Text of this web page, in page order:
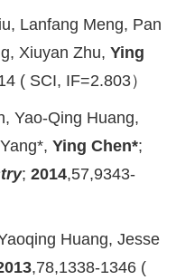
Lanfang Meng, Pan
Xiuyan Zhu, Ying
( SCI, IF=2.803）
Yao-Qing Huang,
Ying Chen*;
; 2014,57,9343-
Huang, Jesse
,78,1338-1346 (